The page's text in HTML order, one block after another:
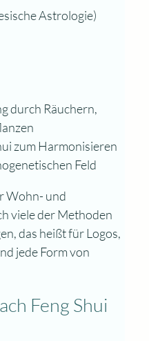
Astrologie)
durch Räuchern,
zum Harmonisieren
Feld
Wohn- und
viele der Methoden
das heißt für Logos,
jede Form von
Feng Shui